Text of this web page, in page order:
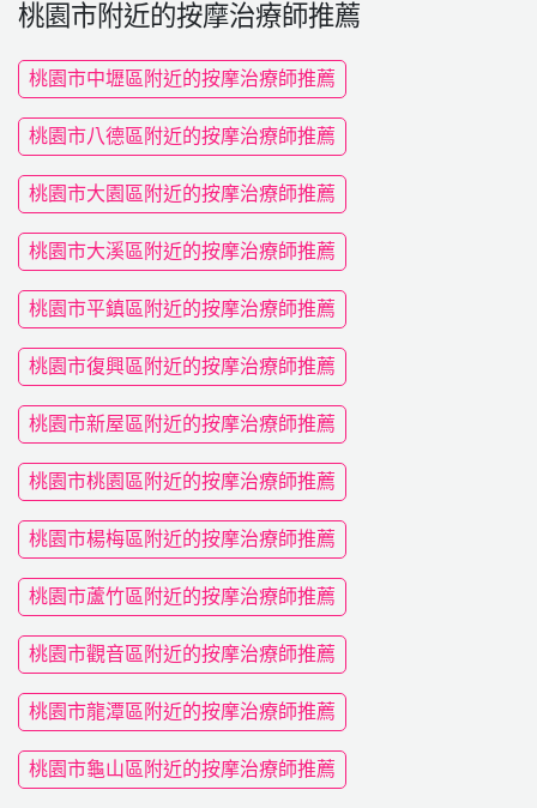
桃園市附近的按摩治療師推薦
桃園市中壢區附近的按摩治療師推薦
桃園市八德區附近的按摩治療師推薦
桃園市大園區附近的按摩治療師推薦
桃園市大溪區附近的按摩治療師推薦
桃園市平鎮區附近的按摩治療師推薦
桃園市復興區附近的按摩治療師推薦
桃園市新屋區附近的按摩治療師推薦
桃園市桃園區附近的按摩治療師推薦
桃園市楊梅區附近的按摩治療師推薦
桃園市蘆竹區附近的按摩治療師推薦
桃園市觀音區附近的按摩治療師推薦
桃園市龍潭區附近的按摩治療師推薦
桃園市龜山區附近的按摩治療師推薦